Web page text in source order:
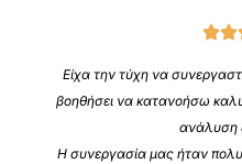
Είχα την τύχη να
βοηθήσει να κατανοήσω
ανάλυση
Η συνεργασία μας ήταν